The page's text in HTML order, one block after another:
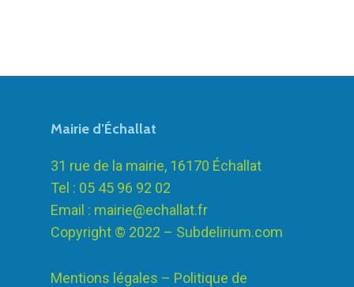
Mairie d’Échallat
31 rue de la mairie, 16170 Échallat
Tel : 05 45 96 92 02
Email : mairie@echallat.fr
Copyright © 2022 – Subdelirium.com
Mentions légales – Politique de